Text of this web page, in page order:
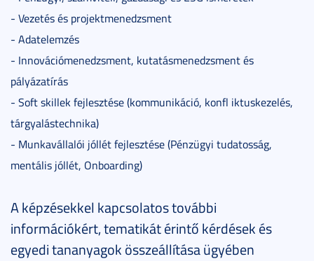
- Vezetés és projektmenedzsment
- Adatelemzés
- Innovációmenedzsment, kutatásmenedzsment és
pályázatírás
- Soft skillek fejlesztése (kommunikáció, konfl iktuskezelés,
tárgyalástechnika)
- Munkavállalói jóllét fejlesztése (Pénzügyi tudatosság,
mentális jóllét, Onboarding)
A képzésekkel kapcsolatos további
információkért, tematikát érintő kérdések és
egyedi tananyagok összeállítása ügyében